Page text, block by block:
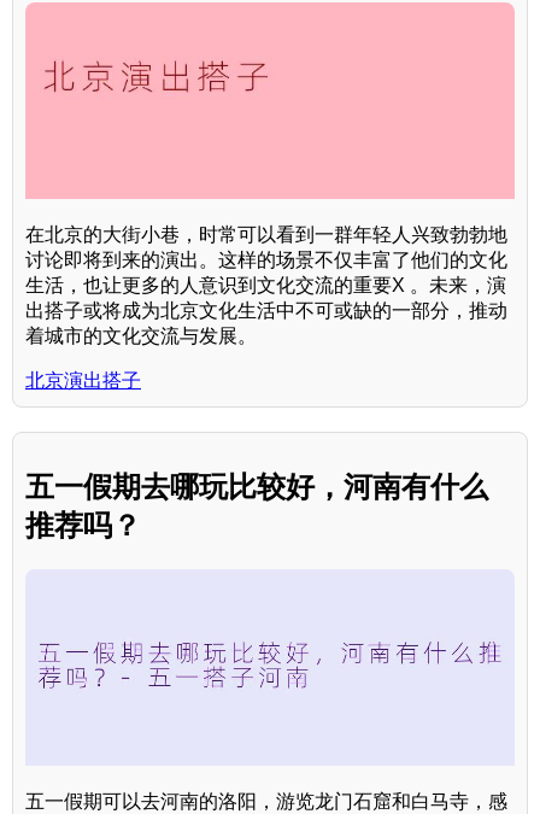
在北京的大街小巷，时常可以看到一群年轻人兴致勃勃地
讨论即将到来的演出。这样的场景不仅丰富了他们的文化
生活，也让更多的人意识到文化交流的重要X 。未来，演
出搭子或将成为北京文化生活中不可或缺的一部分，推动
着城市的文化交流与发展。
北京演出搭子
五一假期去哪玩比较好，河南有什么
推荐吗？
五一假期可以去河南的洛阳，游览龙门石窟和白马寺，感